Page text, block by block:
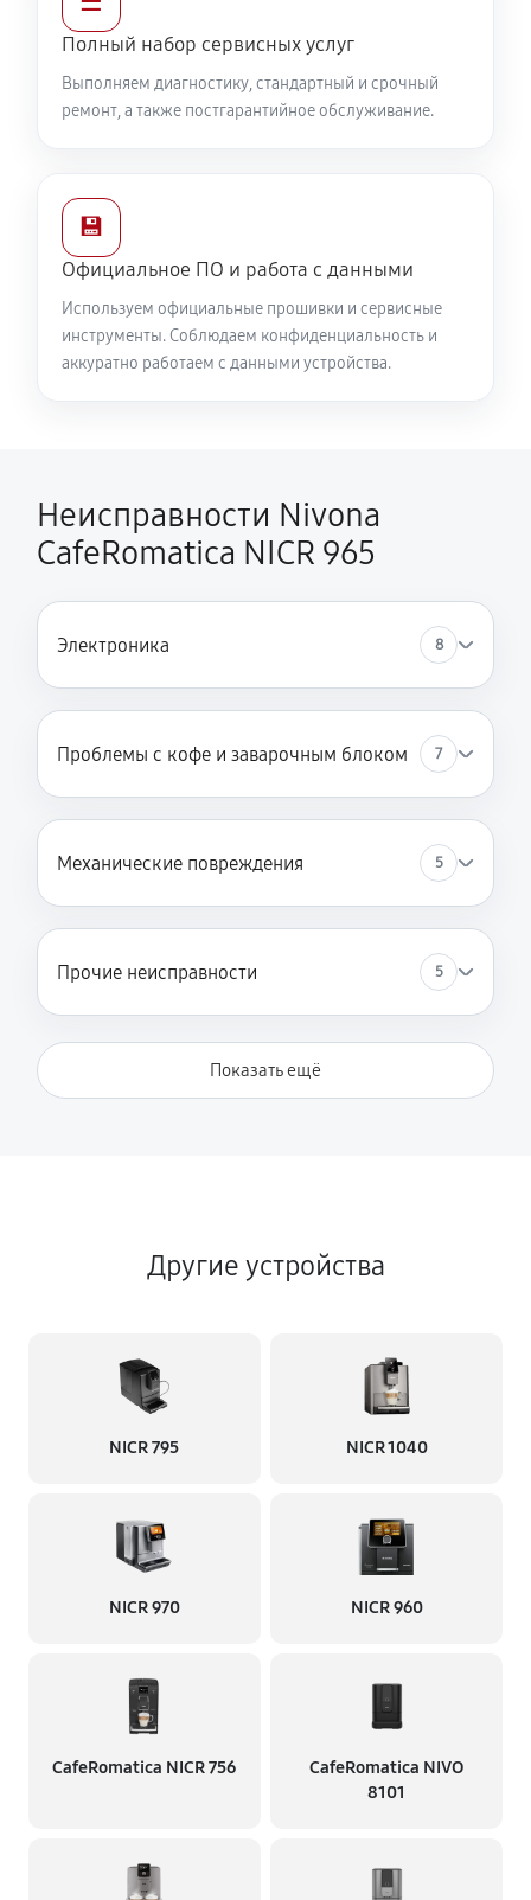
Полный набор сервисных услуг
Выполняем диагностику, стандартный и срочный
ремонт, а также постгарантийное обслуживание.
💾
Официальное ПО и работа с данными
Используем официальные прошивки и сервисные
инструменты. Соблюдаем конфиденциальность и
аккуратно работаем с данными устройства.
Неисправности Nivona
CafeRomatica NICR 965
Электроника 8
Проблемы с кофе и заварочным блоком 7
Механические повреждения 5
Прочие неисправности 5
Показать ещё
Другие устройства
NICR 795 NICR 1040
NICR 970 NICR 960
CafeRomatica NICR 756
CafeRomatica NIVO
8101